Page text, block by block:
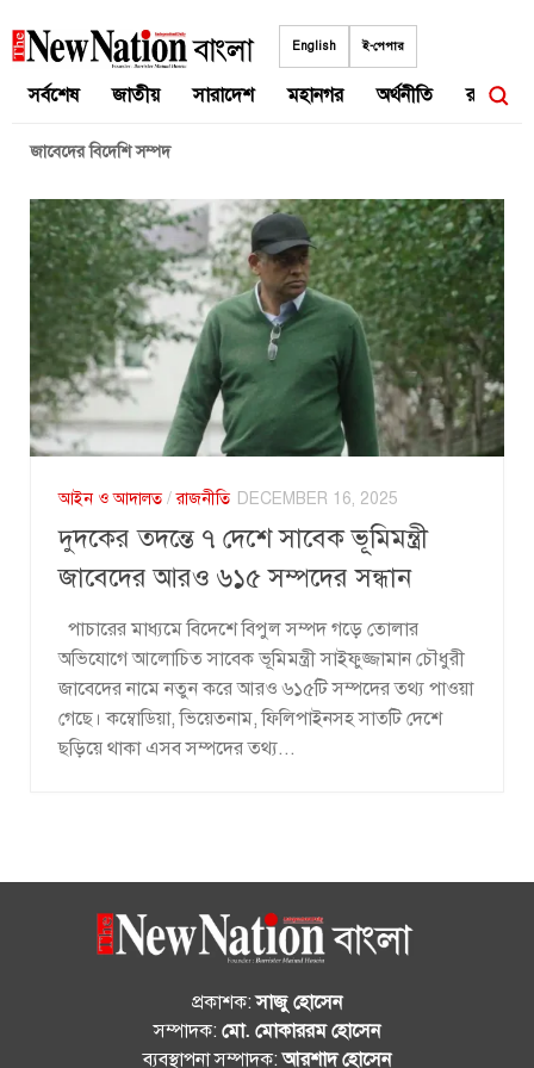
to
English ই-পেপার
সর্বশেষ জাতীয় সারাদেশ মহানগর অর্থনীতি রাজনীতি
জাবেদের বিদেশি সম্পদ
আইন ও আদালত/রাজনীতি DECEMBER 16, 2025
দুদকের তদন্তে ৭ দেশে সাবেক ভূমিমন্ত্রী
জাবেদের আরও ৬১৫ সম্পদের সন্ধান
পাচারের মাধ্যমে বিদেশে বিপুল সম্পদ গড়ে তোলার
অভিযোগে আলোচিত সাবেক ভূমিমন্ত্রী সাইফুজ্জামান চৌধুরী
জাবেদের নামে নতুন করে আরও ৬১৫টি সম্পদের তথ্য পাওয়া
গেছে। কম্বোডিয়া, ভিয়েতনাম, ফিলিপাইনসহ সাতটি দেশে
ছড়িয়ে থাকা এসব সম্পদের তথ্য...
প্রকাশক:সাজু হোসেন
সম্পাদক: মো. মোকাররম হোসেন
ব্যবস্থাপনা সম্পাদক:আরশাদ হোসেন